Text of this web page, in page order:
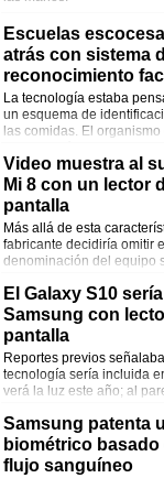
Escuelas
atrás con sistema
reconocimiento
La tecnología estaba
un esquema de
las comidas. El
Unido advirtió que era
Video muestra al
Mi 8 con un lector
pantalla
Más allá de esta
fabricante decidiría omitir
denominación del equipo
El Galaxy S10
Samsung con
pantalla
Reportes previos
tecnología sería incluida
verá la luz este año; al
Samsung patenta
biométrico
flujo sanguíneo